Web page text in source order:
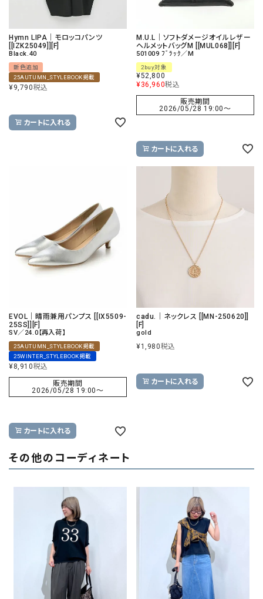
Hymn LIPA｜モロッコパンツ
[[IZK25049]][F]
Black.40
新色追加
25AUTUMN_STYLEBOOK掲載
¥9,790税込
カートに入れる
M.U.L｜ソフトダメージオイルレザー
ヘルメットバッグM [[MUL068]][F]
501009 ﾌﾞﾗｯｸ／M
2buy対象
¥52,800
¥36,960税込
販売期間
2026/05/28 19:00〜
カートに入れる
EVOL｜晴雨兼用パンプス [[IX5509-
25SS]][F]
SV／24.0【再入荷】
25AUTUMN_STYLEBOOK掲載
25WINTER_STYLEBOOK掲載
¥8,910税込
販売期間
2026/05/28 19:00〜
カートに入れる
cadu.｜ネックレス [[MN-250620]]
[F]
gold
¥1,980税込
カートに入れる
その他のコーディネート